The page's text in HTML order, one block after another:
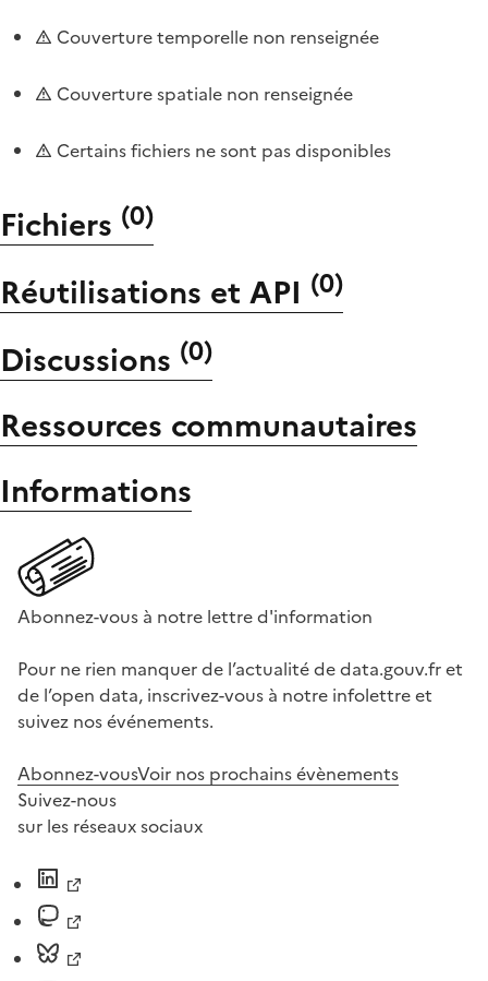
Couverture temporelle non renseignée
Couverture spatiale non renseignée
Certains fichiers ne sont pas disponibles
Fichiers (0)
Réutilisations et API (0)
Discussions (0)
Ressources communautaires
Informations
Abonnez-vous à notre lettre d'information
Pour ne rien manquer de l’actualité de data.gouv.fr et
de l’open data, inscrivez-vous à notre infolettre et
suivez nos événements.
Abonnez-vousVoir nos prochains évènements
Suivez-nous
sur les réseaux sociaux